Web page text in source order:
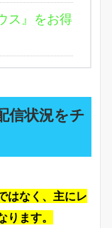
ス』をお得
信状況をチ
はなく、主にレ
ます。